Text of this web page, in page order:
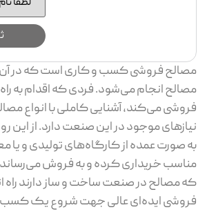
مصالح فروشی کسب و کاری است که در
مصالح انجام می‌شود. فردی که اقدام به
فروشی می‌کند، آشنایی کاملی با انواع
نیازهای موجود در این صنعت دارد. از این
به صورت عمده از کارگاه‌های تولیدی و یا
مناسب خریداری کرده و به فروش می‌رساند.
که مصالح در صنعت ساخت و ساز دارند راه
فروشی ایده‌ای عالی جهت شروع یک کسب